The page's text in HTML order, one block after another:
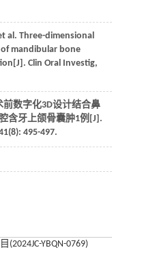
et al. Three-dimensional
mandibular bone
Clin Oral Investig,
数字化3D设计结合鼻
含牙上颌骨囊肿1例[J].
495-497.
YBQN-0769)